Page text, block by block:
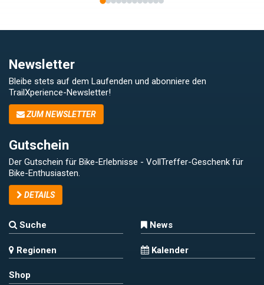
Newsletter
Bleibe stets auf dem Laufenden und abonniere den
TrailXperience-Newsletter!
ZUM NEWSLETTER
Gutschein
Der Gutschein für Bike-Erlebnisse - VollTreffer-Geschenk für
Bike-Enthusiasten.
DETAILS
Suche News
Regionen Kalender
Shop